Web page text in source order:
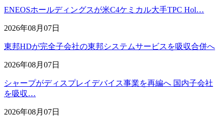
ENEOSホールディングスが米C4ケミカル大手TPC Hol…
2026年08月07日
東邦HDが完全子会社の東邦システムサービスを吸収合併へ
2026年08月07日
シャープがディスプレイデバイス事業を再編へ 国内子会社
を吸収…
2026年08月07日